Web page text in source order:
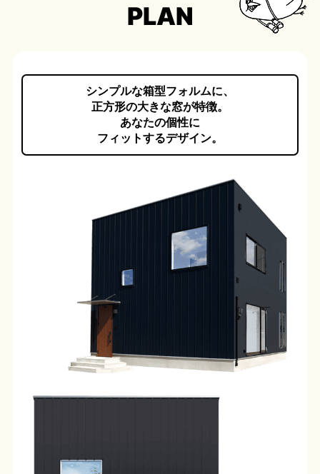
PLAN
シンプルな箱型フォルムに、
正方形の大きな窓が特徴。
あなたの個性に
フィットするデザイン。